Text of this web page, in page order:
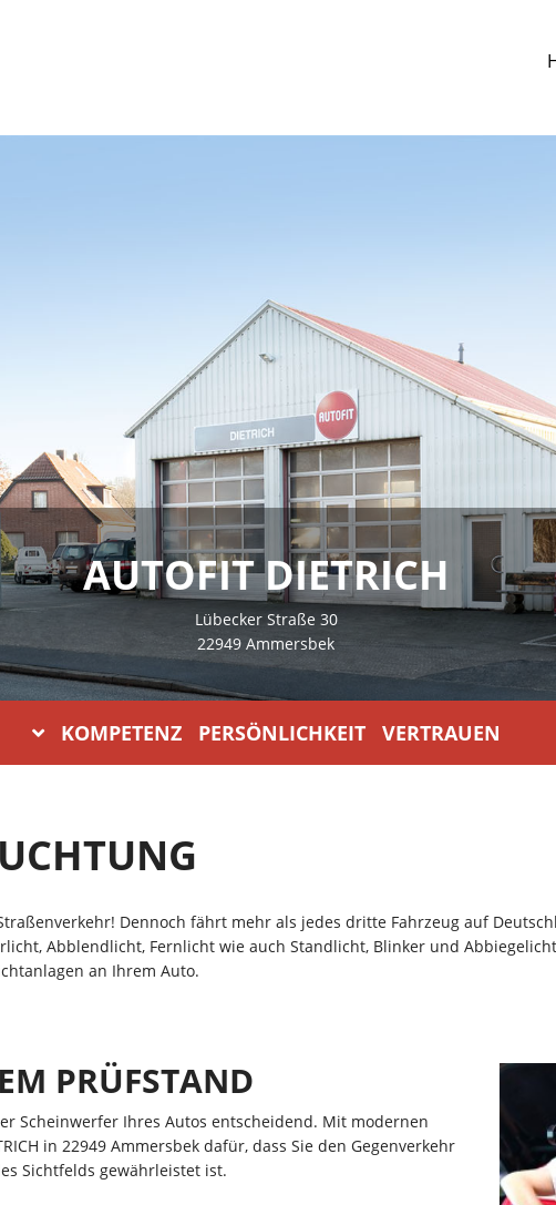
AUTOFIT DIETRICH
Lübecker Straße 30
22949 Ammersbek
KOMPETENZ PERSÖNLICHKEIT VERTRAUEN
Dennoch fährt mehr als jedes dritte Fahrzeug auf
Abblendlicht, Fernlicht wie auch Standlicht, Blinker und Abbiegelicht.
an Ihrem Auto.
PRÜFSTAND
Scheinwerfer Ihres Autos entscheidend. Mit modernen
in 22949 Ammersbek dafür, dass Sie den Gegenverkehr
Sichtfelds gewährleistet ist.